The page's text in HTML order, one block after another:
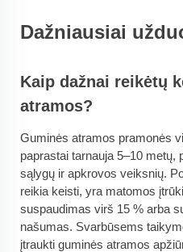
Dažniausiai
Kaip dažnai reikėtų
atramos?
Guminės atramos pramonės
paprastai tarnauja 5–10 metų,
sąlygų ir apkrovos veiksnių.
reikia keisti, yra matomos
suspaudimas virš 15 % arba
našumas. Svarbūsems
įtraukti guminės atramos